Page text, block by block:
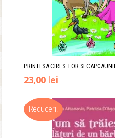
PRINTESA CIRESELOR SI CAPCAUNII
Prețul
inițial
a
23,00 lei
curent
este:
23,00 lei.
Reduceri!